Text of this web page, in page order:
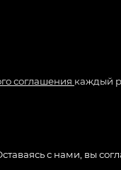
с нами, вы
соглашения каждый